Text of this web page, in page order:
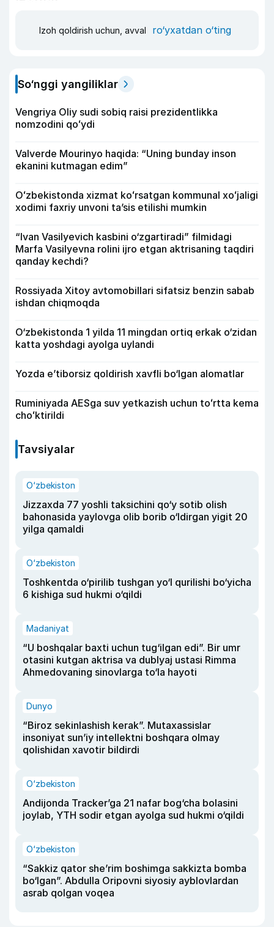
Izoh qoldirish uchun, avval ro‘yxatdan o‘ting
So‘nggi yangiliklar
Vengriya Oliy sudi sobiq raisi prezidentlikka
nomzodini qoʻydi
Valverde Mourinyo haqida: “Uning bunday inson
ekanini kutmagan edim”
Oʻzbekistonda xizmat koʻrsatgan kommunal xoʻjaligi
xodimi faxriy unvoni taʼsis etilishi mumkin
“Ivan Vasilyevich kasbini o‘zgartiradi” filmidagi
Marfa Vasilyevna rolini ijro etgan aktrisaning taqdiri
qanday kechdi?
Rossiyada Xitoy avtomobillari sifatsiz benzin sabab
ishdan chiqmoqda
O‘zbekistonda 1 yilda 11 mingdan ortiq erkak o‘zidan
katta yoshdagi ayolga uylandi
Yozda e’tiborsiz qoldirish xavfli bo‘lgan alomatlar
Ruminiyada AESga suv yetkazish uchun toʻrtta kema
choʻktirildi
Tavsiyalar
O‘zbekiston
Jizzaxda 77 yoshli taksichini qo‘y sotib olish
bahonasida yaylovga olib borib o‘ldirgan yigit 20
yilga qamaldi
O‘zbekiston
Toshkentda o‘pirilib tushgan yo‘l qurilishi bo‘yicha
6 kishiga sud hukmi o‘qildi
Madaniyat
“U boshqalar baxti uchun tug‘ilgan edi”. Bir umr
otasini kutgan aktrisa va dublyaj ustasi Rimma
Ahmedovaning sinovlarga to‘la hayoti
Dunyo
“Biroz sekinlashish kerak”. Mutaxassislar
insoniyat sun’iy intellektni boshqara olmay
qolishidan xavotir bildirdi
O‘zbekiston
Andijonda Tracker’ga 21 nafar bog‘cha bolasini
joylab, YTH sodir etgan ayolga sud hukmi o‘qildi
O‘zbekiston
“Sakkiz qator she’rim boshimga sakkizta bomba
bo‘lgan”. Abdulla Oripovni siyosiy ayblovlardan
asrab qolgan voqea